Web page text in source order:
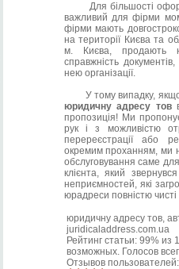
Для більшості
важливий для фірми
фірми мають
на території Києва та
м. Києва, продають
справжність
нею організації.
У тому випадку, якщо
юридичну адресу тов
пропозиція! Ми
рук і з можливістю
перереєстрації або
окремим проханням, ми
обслуговування саме
клієнта, який
неприємностей, які
юрадреси повністю чисті
юридичну адресу тов,
juridicaladdress.com.ua
Рейтинг статьи: 99% из
возможных. Голосов
Отзывов пользователей: